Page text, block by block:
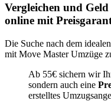
Vergleichen und
online mit
Die Suche nach dem
mit Move Master Umzüge
Ab 55€ sichern wir
sondern auch eine
erstelltes